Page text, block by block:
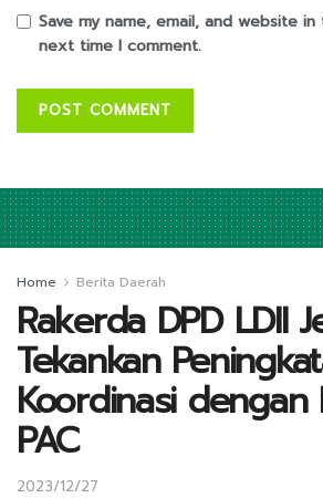
Save my name, email, and website
next time I comment.
Home Berita Daerah
Rakerda DPD LDII
Tekankan
Koordinasi dengan
PAC
2023/12/27